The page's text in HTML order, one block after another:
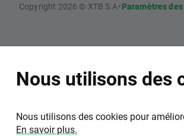
Copyright 2026 © XTB S.A•Paramètres
Nous utilisons des
Nous utilisons des cookies pour
En savoir plus.